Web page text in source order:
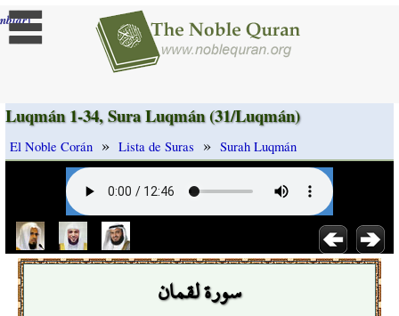
]
Luqmán 1-34, Sura Luqmán (31/Luqmán)
El Noble Corán » Lista de Suras » Surah Luqmán
سورة لقمان